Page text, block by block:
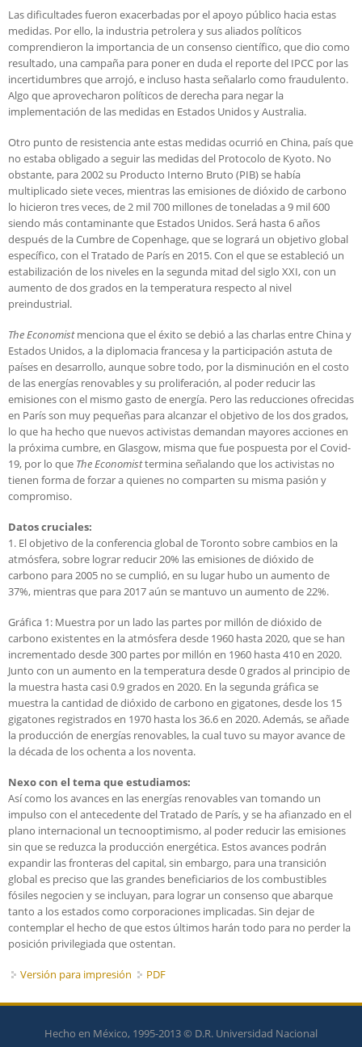
Las dificultades fueron exacerbadas por el apoyo público hacia estas
medidas. Por ello, la industria petrolera y sus aliados políticos
comprendieron la importancia de un consenso científico, que dio como
resultado, una campaña para poner en duda el reporte del IPCC por las
incertidumbres que arrojó, e incluso hasta señalarlo como fraudulento.
Algo que aprovecharon políticos de derecha para negar la
implementación de las medidas en Estados Unidos y Australia.
Otro punto de resistencia ante estas medidas ocurrió en China, país que
no estaba obligado a seguir las medidas del Protocolo de Kyoto. No
obstante, para 2002 su Producto Interno Bruto (PIB) se había
multiplicado siete veces, mientras las emisiones de dióxido de carbono
lo hicieron tres veces, de 2 mil 700 millones de toneladas a 9 mil 600
siendo más contaminante que Estados Unidos. Será hasta 6 años
después de la Cumbre de Copenhage, que se logrará un objetivo global
específico, con el Tratado de París en 2015. Con el que se estableció un
estabilización de los niveles en la segunda mitad del siglo XXI, con un
aumento de dos grados en la temperatura respecto al nivel
preindustrial.
The Economistmenciona que el éxito se debió a las charlas entre China y
Estados Unidos, a la diplomacia francesa y la participación astuta de
países en desarrollo, aunque sobre todo, por la disminución en el costo
de las energías renovables y su proliferación, al poder reducir las
emisiones con el mismo gasto de energía. Pero las reducciones ofrecidas
en París son muy pequeñas para alcanzar el objetivo de los dos grados,
lo que ha hecho que nuevos activistas demandan mayores acciones en
la próxima cumbre, en Glasgow, misma que fue pospuesta por el Covid-
19, por lo que The Economisttermina señalando que los activistas no
tienen forma de forzar a quienes no comparten su misma pasión y
compromiso.
Datos cruciales:
1. El objetivo de la conferencia global de Toronto sobre cambios en la
atmósfera, sobre lograr reducir 20% las emisiones de dióxido de
carbono para 2005 no se cumplió, en su lugar hubo un aumento de
37%, mientras que para 2017 aún se mantuvo un aumento de 22%.
Gráfica 1: Muestra por un lado las partes por millón de dióxido de
carbono existentes en la atmósfera desde 1960 hasta 2020, que se han
incrementado desde 300 partes por millón en 1960 hasta 410 en 2020.
Junto con un aumento en la temperatura desde 0 grados al principio de
la muestra hasta casi 0.9 grados en 2020. En la segunda gráfica se
muestra la cantidad de dióxido de carbono en gigatones, desde los 15
gigatones registrados en 1970 hasta los 36.6 en 2020. Además, se añade
la producción de energías renovables, la cual tuvo su mayor avance de
la década de los ochenta a los noventa.
Nexo con el tema que estudiamos:
Así como los avances en las energías renovables van tomando un
impulso con el antecedente del Tratado de París, y se ha afianzado en el
plano internacional un tecnooptimismo, al poder reducir las emisiones
sin que se reduzca la producción energética. Estos avances podrán
expandir las fronteras del capital, sin embargo, para una transición
global es preciso que las grandes beneficiarios de los combustibles
fósiles negocien y se incluyan, para lograr un consenso que abarque
tanto a los estados como corporaciones implicadas. Sin dejar de
contemplar el hecho de que estos últimos harán todo para no perder la
posición privilegiada que ostentan.
Versión para impresión PDF
Hecho en México, 1995-2013 © D.R. Universidad Nacional